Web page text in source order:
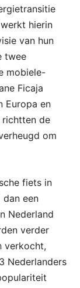
hierin
van hun
twee
mobiele-
Ficaja
Europa en
de
om
fiets in
een
Nederland
verder
verkocht,
Nederlanders